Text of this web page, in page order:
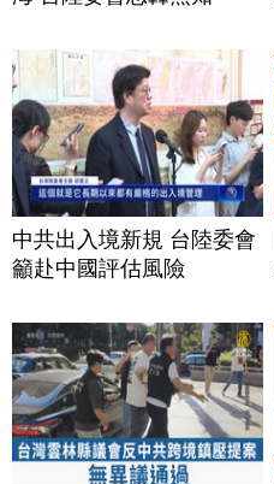
中共出入境新規 台陸委會
籲赴中國評估風險